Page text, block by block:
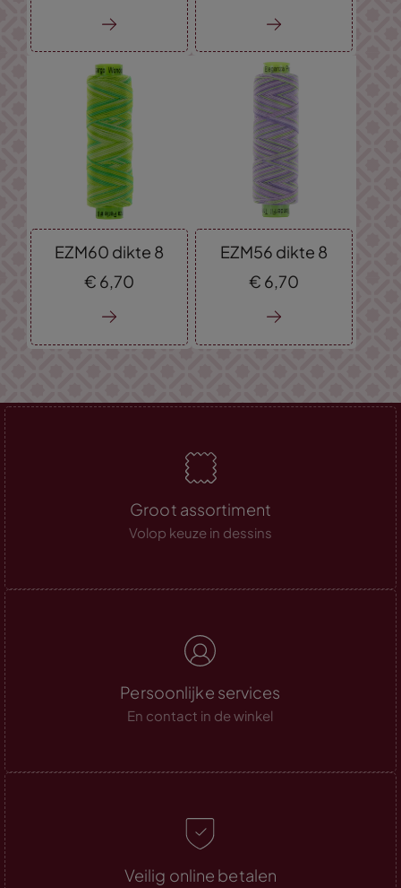
EZM60 dikte 8
€ 6, 70
EZM56 dikte 8
€ 6, 70
Groot assortiment
Volop keuze in dessins
Persoonlijke services
En contact in de winkel
Veilig online betalen